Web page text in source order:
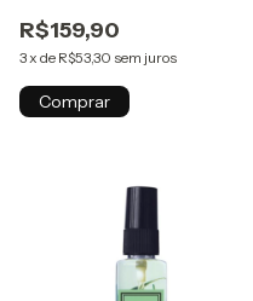
R$159,90
3x de R$53,30 sem juros
Comprar